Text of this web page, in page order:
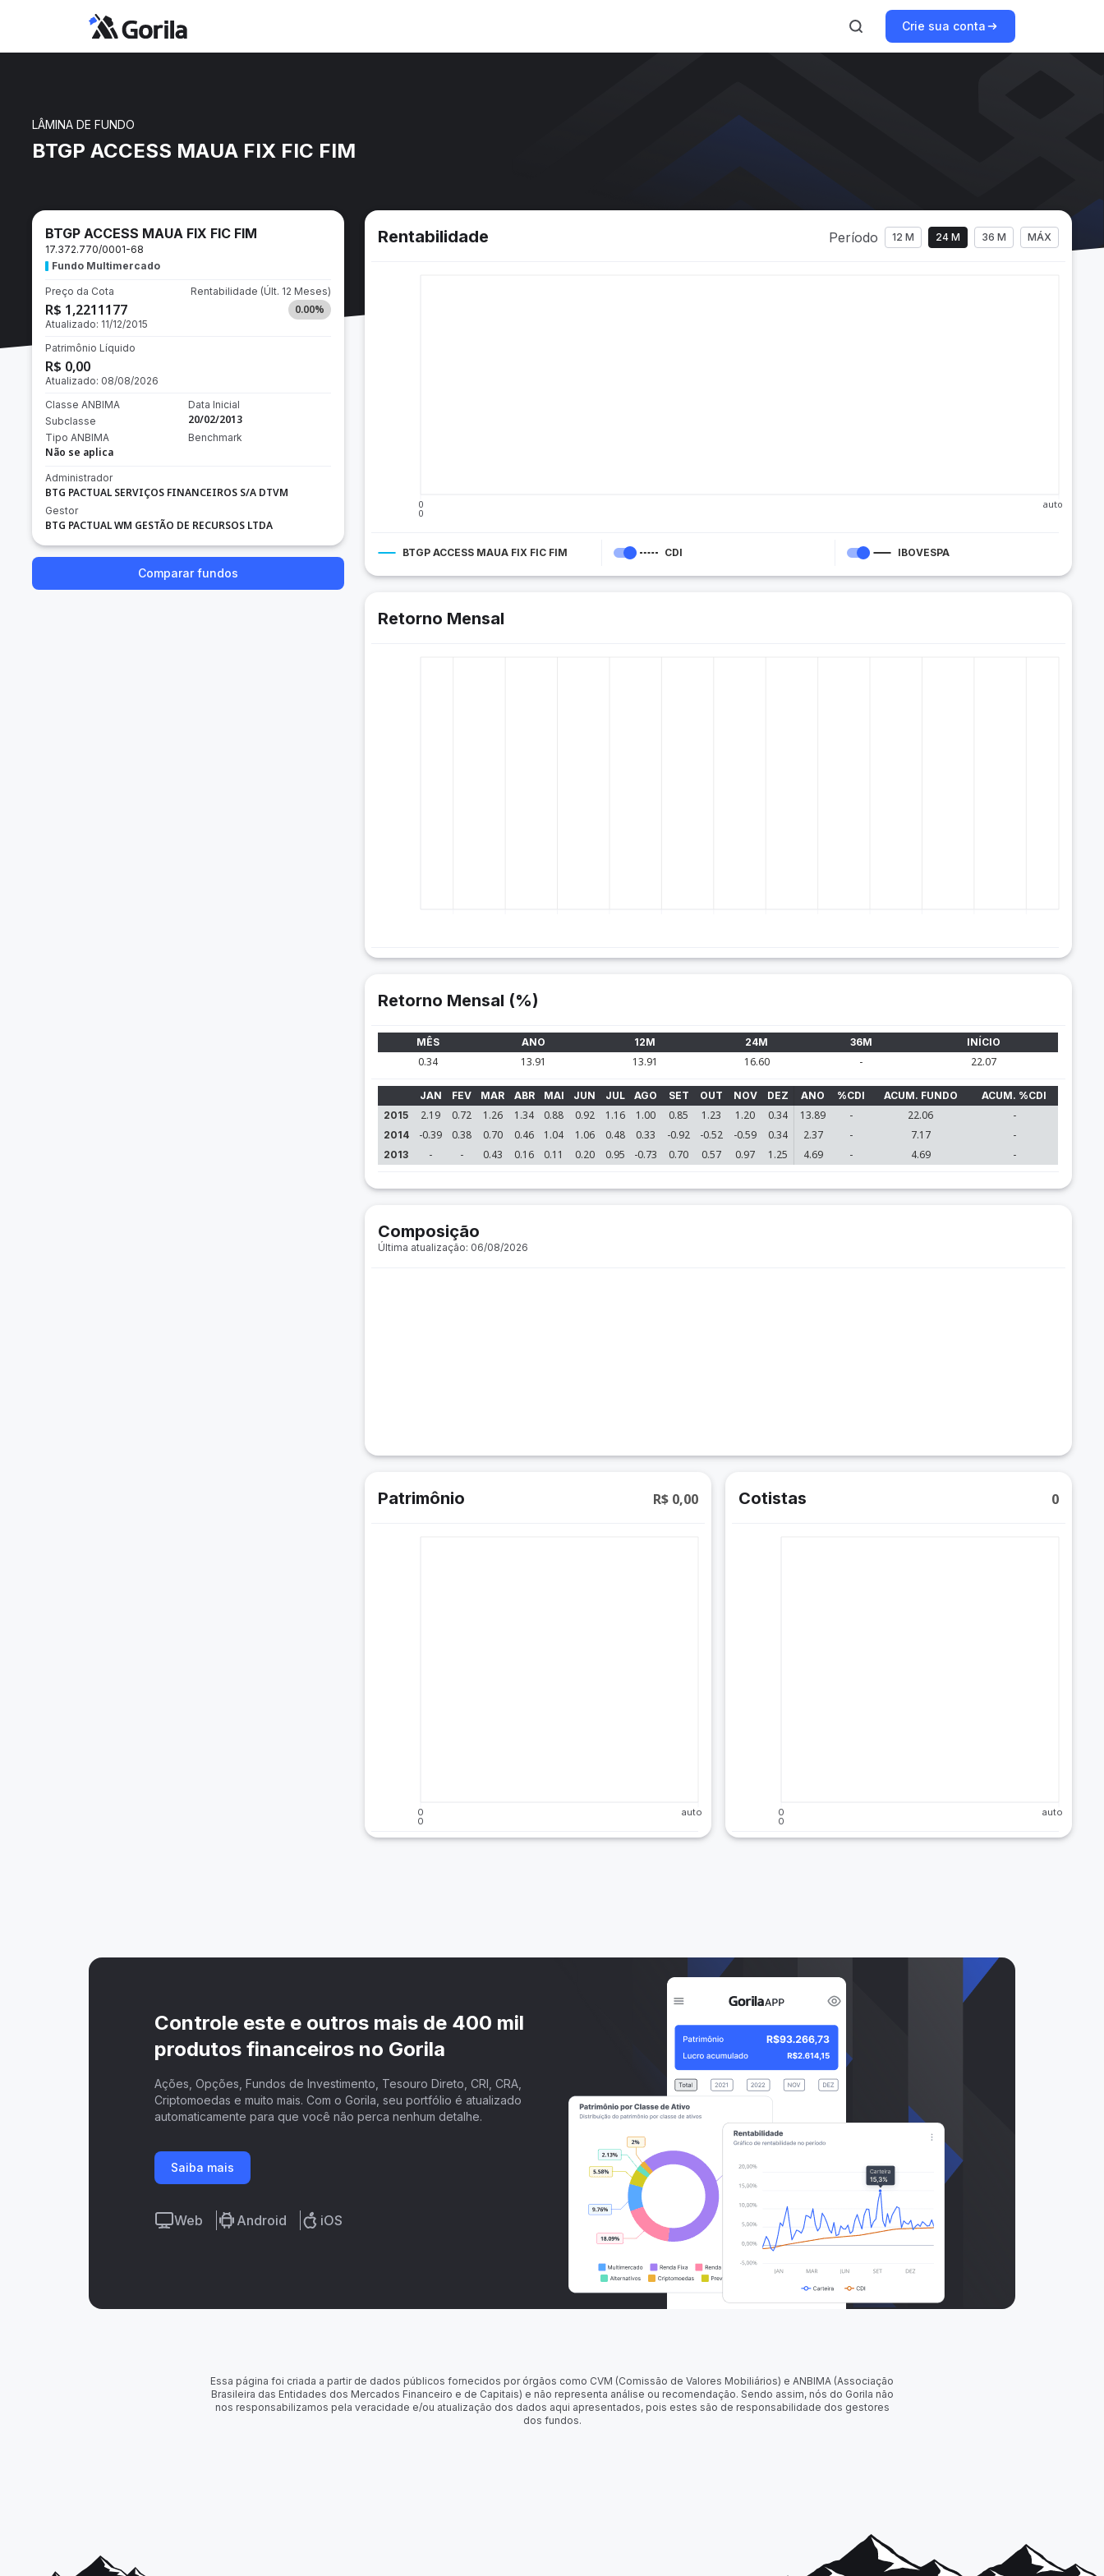
Crie sua conta
LÂMINA DE FUNDO
BTGP ACCESS MAUA FIX FIC FIM
BTGP ACCESS MAUA FIX FIC FIM
17.372.770/0001-68
Fundo Multimercado
Preço da Cota
R$ 1,2211177
Atualizado: 11/12/2015
Rentabilidade (Últ. 12 Meses)
0.00%
Patrimônio Líquido
R$ 0,00
Atualizado: 08/08/2026
Classe ANBIMA
Subclasse
Tipo ANBIMA
Não se aplica
Data Inicial
20/02/2013
Benchmark
Administrador
BTG PACTUAL SERVIÇOS FINANCEIROS S/A DTVM
Gestor
BTG PACTUAL WM GESTÃO DE RECURSOS LTDA
Comparar fundos
Rentabilidade Período 12 M 24 M 36 M MÁX
0
0
auto
BTGP ACCESS MAUA FIX FIC FIM CDI IBOVESPA
Retorno Mensal
Retorno Mensal (%)
MÊS ANO 12M 24M 36M INÍCIO
0.34 13.91 13.91 16.60 - 22.07
JAN FEV MAR ABR MAI JUN JUL AGO SET OUT NOV DEZ ANO %CDI ACUM. FUNDO
ACUM. %CDI
2015
2.19 0.72 1.26 1.34 0.88 0.92 1.16 1.00 0.85 1.23 1.20 0.34 13.89 - 22.06 -
2014 -0.39 0.38 0.70 0.46 1.04 1.06 0.48 0.33 -0.92 -0.52 -0.59 0.34 2.37 - 7.17 -
2013 - - 0.43 0.16 0.11 0.20 0.95 -0.73 0.70 0.57 0.97 1.25 4.69 - 4.69 -
Composição
Última atualização: 06/08/2026
Patrimônio R$ 0,00
0
0
auto
Cotistas 0
0
0
auto
Controle este e outros mais de 400 mil
produtos financeiros no Gorila
Ações, Opções, Fundos de Investimento, Tesouro Direto, CRI, CRA,
Criptomoedas e muito mais. Com o Gorila, seu portfólio é atualizado
automaticamente para que você não perca nenhum detalhe.
Saiba mais
Web Android iOS
Essa página foi criada a partir de dados públicos fornecidos por órgãos como CVM (Comissão de Valores Mobiliários) e ANBIMA (Associação
Brasileira das Entidades dos Mercados Financeiro e de Capitais) e não representa análise ou recomendação. Sendo assim, nós do Gorila não
nos responsabilizamos pela veracidade e/ou atualização dos dados aqui apresentados, pois estes são de responsabilidade dos gestores
dos fundos.